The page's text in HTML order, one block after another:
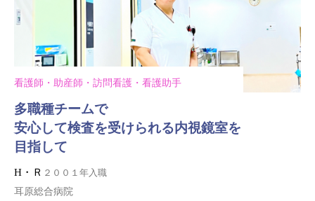
看護師・助産師・訪問看護・看護助手
多職種チームで
安心して検査を受けられる内視鏡室を
目指して
H・Ｒ ２００１年入職
耳原総合病院